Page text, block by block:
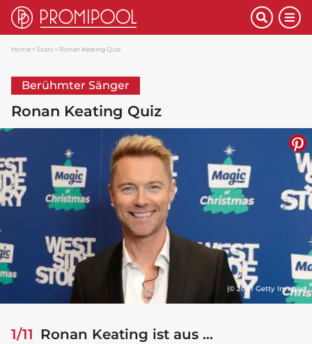
Home Stars Ronan Keating Quiz
Berühmter Sänger
Ronan Keating Quiz
(© 2021 Getty Images)
1/11 Ronan Keating ist aus ...